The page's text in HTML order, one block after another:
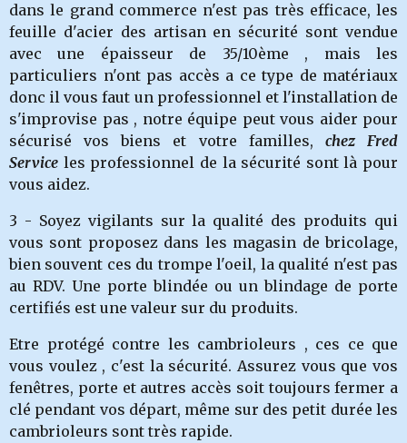
dans le grand commerce n'est pas très efficace, les
feuille d'acier des artisan en sécurité sont vendue
avec une épaisseur de 35/10ème , mais les
particuliers n'ont pas accès a ce type de matériaux
donc il vous faut un professionnel et l'installation de
s'improvise pas , notre équipe peut vous aider pour
sécurisé vos biens et votre familles, chez Fred
Service les professionnel de la sécurité sont là pour
vous aidez.
3 - Soyez vigilants sur la qualité des produits qui
vous sont proposez dans les magasin de bricolage,
bien souvent ces du trompe l'oeil, la qualité n'est pas
au RDV. Une porte blindée ou un blindage de porte
certifiés est une valeur sur du produits.
Etre protégé contre les cambrioleurs , ces ce que
vous voulez , c'est la sécurité. Assurez vous que vos
fenêtres, porte et autres accès soit toujours fermer a
clé pendant vos départ, même sur des petit durée les
cambrioleurs sont très rapide.